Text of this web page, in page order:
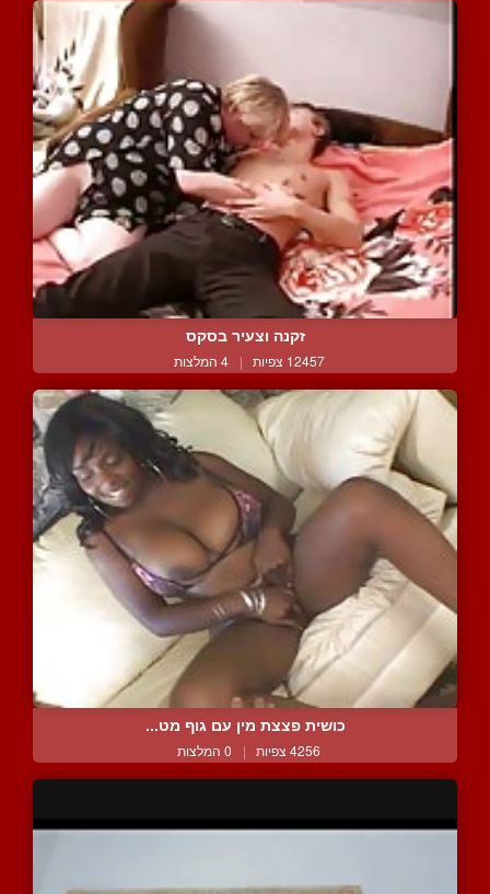
זקנה וצעיר בסקס
12457 צפיות | 4 המלצות
כושית פצצת מין עם גוף מט...
4256 צפיות | 0 המלצות